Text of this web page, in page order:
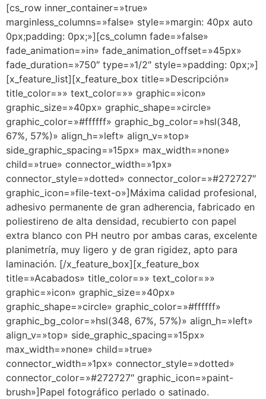
[cs_row inner_container=»true»
marginless_columns=»false» style=»margin: 40px auto
0px;padding: 0px;»][cs_column fade=»false»
fade_animation=»in» fade_animation_offset=»45px»
fade_duration=»750″ type=»1/2″ style=»padding: 0px;»]
[x_feature_list][x_feature_box title=»Descripción»
title_color=»» text_color=»» graphic=»icon»
graphic_size=»40px» graphic_shape=»circle»
graphic_color=»#ffffff» graphic_bg_color=»hsl(348,
67%, 57%)» align_h=»left» align_v=»top»
side_graphic_spacing=»15px» max_width=»none»
child=»true» connector_width=»1px»
connector_style=»dotted» connector_color=»#272727″
graphic_icon=»file-text-o»]Máxima calidad profesional,
adhesivo permanente de gran adherencia, fabricado en
poliestireno de alta densidad, recubierto con papel
extra blanco con PH neutro por ambas caras, excelente
planimetría, muy ligero y de gran rigidez, apto para
laminación. [/x_feature_box][x_feature_box
title=»Acabados» title_color=»» text_color=»»
graphic=»icon» graphic_size=»40px»
graphic_shape=»circle» graphic_color=»#ffffff»
graphic_bg_color=»hsl(348, 67%, 57%)» align_h=»left»
align_v=»top» side_graphic_spacing=»15px»
max_width=»none» child=»true»
connector_width=»1px» connector_style=»dotted»
connector_color=»#272727″ graphic_icon=»paint-
brush»]Papel fotográfico perlado o satinado.